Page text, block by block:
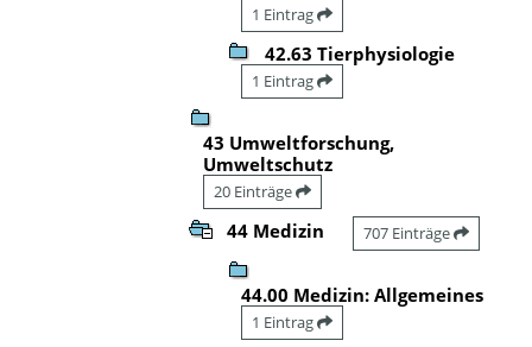
1 Eintrag
42.63 Tierphysiologie
1 Eintrag
43 Umweltforschung,
Umweltschutz
20 Einträge
44 Medizin 707 Einträge
44.00 Medizin: Allgemeines
1 Eintrag